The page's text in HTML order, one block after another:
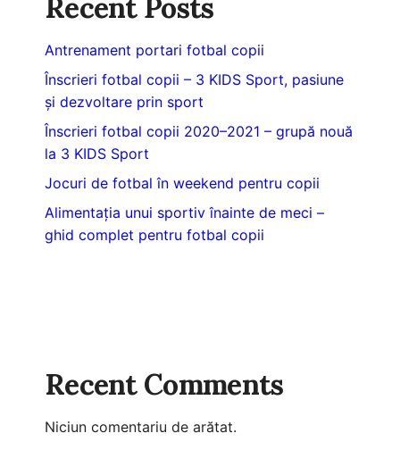
Recent Posts
Antrenament portari fotbal copii
Înscrieri fotbal copii – 3 KIDS Sport, pasiune
și dezvoltare prin sport
Înscrieri fotbal copii 2020–2021 – grupă nouă
la 3 KIDS Sport
Jocuri de fotbal în weekend pentru copii
Alimentația unui sportiv înainte de meci –
ghid complet pentru fotbal copii
Recent Comments
Niciun comentariu de arătat.